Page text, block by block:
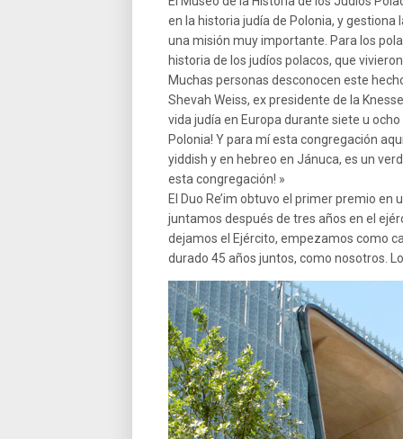
en la historia judía de Polonia, y
una misión muy importante. Para los
historia de los judíos polacos, que
Muchas personas desconocen este
Shevah Weiss, ex presidente de la
vida judía en Europa durante siete u
Polonia! Y para mí esta congregación
yiddish y en hebreo en Jánuca, es un
esta congregación! »
El Duo Re’im obtuvo el primer premio en
juntamos después de tres años en el
dejamos el Ejército, empezamos como
durado 45 años juntos, como nosotros.